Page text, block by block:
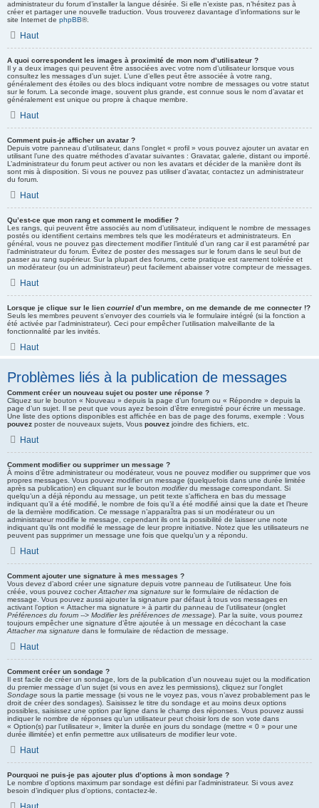
administrateur du forum d’installer la langue désirée. Si elle n’existe pas, n’hésitez pas à
créer et partager une nouvelle traduction. Vous trouverez davantage d’informations sur le
site Internet de phpBB®.
Haut
A quoi correspondent les images à proximité de mon nom d’utilisateur ?
Il y a deux images qui peuvent être associées avec votre nom d’utilisateur lorsque vous
consultez les messages d’un sujet. L’une d’elles peut être associée à votre rang,
généralement des étoiles ou des blocs indiquant votre nombre de messages ou votre statut
sur le forum. La seconde image, souvent plus grande, est connue sous le nom d’avatar et
généralement est unique ou propre à chaque membre.
Haut
Comment puis-je afficher un avatar ?
Depuis votre panneau d’utilisateur, dans l’onglet « profil » vous pouvez ajouter un avatar en
utilisant l’une des quatre méthodes d’avatar suivantes : Gravatar, galerie, distant ou importé.
L’administrateur du forum peut activer ou non les avatars et décider de la manière dont ils
sont mis à disposition. Si vous ne pouvez pas utiliser d’avatar, contactez un administrateur
du forum.
Haut
Qu’est-ce que mon rang et comment le modifier ?
Les rangs, qui peuvent être associés au nom d’utilisateur, indiquent le nombre de messages
postés ou identifient certains membres tels que les modérateurs et administrateurs. En
général, vous ne pouvez pas directement modifier l’intitulé d’un rang car il est paramétré par
l’administrateur du forum. Évitez de poster des messages sur le forum dans le seul but de
passer au rang supérieur. Sur la plupart des forums, cette pratique est rarement tolérée et
un modérateur (ou un administrateur) peut facilement abaisser votre compteur de messages.
Haut
Lorsque je clique sur le lien courriel d’un membre, on me demande de me connecter !?
Seuls les membres peuvent s’envoyer des courriels via le formulaire intégré (si la fonction a
été activée par l’administrateur). Ceci pour empêcher l’utilisation malveillante de la
fonctionnalité par les invités.
Haut
Problèmes liés à la publication de messages
Comment créer un nouveau sujet ou poster une réponse ?
Cliquez sur le bouton « Nouveau » depuis la page d’un forum ou « Répondre » depuis la
page d’un sujet. Il se peut que vous ayez besoin d’être enregistré pour écrire un message.
Une liste des options disponibles est affichée en bas de page des forums, exemple : Vous
pouvez poster de nouveaux sujets, Vous pouvez joindre des fichiers, etc.
Haut
Comment modifier ou supprimer un message ?
À moins d’être administrateur ou modérateur, vous ne pouvez modifier ou supprimer que vos
propres messages. Vous pouvez modifier un message (quelquefois dans une durée limitée
après sa publication) en cliquant sur le bouton modifierdu message correspondant. Si
quelqu’un a déjà répondu au message, un petit texte s’affichera en bas du message
indiquant qu’il a été modifié, le nombre de fois qu’il a été modifié ainsi que la date et l’heure
de la dernière modification. Ce message n’apparaîtra pas si un modérateur ou un
administrateur modifie le message, cependant ils ont la possibilité de laisser une note
indiquant qu’ils ont modifié le message de leur propre initiative. Notez que les utilisateurs ne
peuvent pas supprimer un message une fois que quelqu’un y a répondu.
Haut
Comment ajouter une signature à mes messages ?
Vous devez d’abord créer une signature depuis votre panneau de l’utilisateur. Une fois
créée, vous pouvez cocherAttacher ma signature sur le formulaire de rédaction de
message. Vous pouvez aussi ajouter la signature par défaut à tous vos messages en
activant l’option « Attacher ma signature » à partir du panneau de l’utilisateur (onglet
Préférences du forum --> Modifier les préférences de message). Par la suite, vous pourrez
toujours empêcher une signature d’être ajoutée à un message en décochant la case
Attacher ma signature dans le formulaire de rédaction de message.
Haut
Comment créer un sondage ?
Il est facile de créer un sondage, lors de la publication d’un nouveau sujet ou la modification
du premier message d’un sujet (si vous en avez les permissions), cliquez sur l’onglet
Sondage sous la partie message (si vous ne le voyez pas, vous n’avez probablement pas le
droit de créer des sondages). Saisissez le titre du sondage et au moins deux options
possibles, saisissez une option par ligne dans le champ des réponses. Vous pouvez aussi
indiquer le nombre de réponses qu’un utilisateur peut choisir lors de son vote dans
« Option(s) par l’utilisateur », limiter la durée en jours du sondage (mettre « 0 » pour une
durée illimitée) et enfin permettre aux utilisateurs de modifier leur vote.
Haut
Pourquoi ne puis-je pas ajouter plus d’options à mon sondage ?
Le nombre d’options maximum par sondage est défini par l’administrateur. Si vous avez
besoin d’indiquer plus d’options, contactez-le.